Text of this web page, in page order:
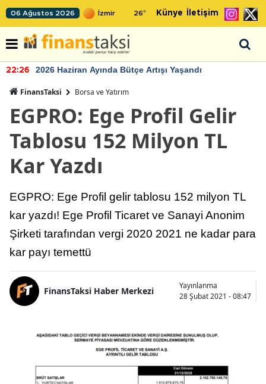
06 Ağustos 2026 26° Künye İletişim
22:26 2026 Haziran Ayında Bütçe Artışı Yaşandı
FinansTaksi Borsa ve Yatırım
EGPRO: Ege Profil Gelir
Tablosu 152 Milyon TL
Kar Yazdı
EGPRO: Ege Profil gelir tablosu 152 milyon TL
kar yazdı! Ege Profil Ticaret ve Sanayi Anonim
Şirketi tarafından vergi 2020 2021 ne kadar para
kar payı temettü
FinansTaksi Haber Merkezi
Yayınlanma
28 Şubat 2021 - 08:47